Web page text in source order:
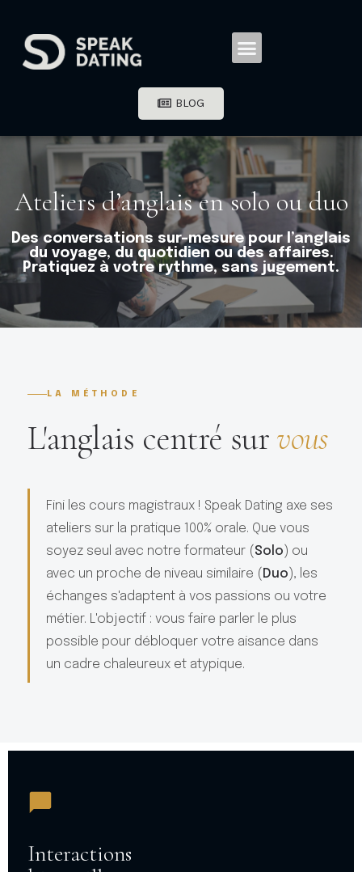
BLOG
Ateliers d’anglais en solo ou duo
Des conversations sur-mesure pour l’anglais
du voyage, du quotidien ou des affaires.
Pratiquez à votre rythme, sans jugement.
LA MÉTHODE
L'anglais centré survous
Fini les cours magistraux ! Speak Dating axe ses
ateliers sur la pratique 100% orale. Que vous
soyez seul avec notre formateur (Solo) ou
avec un proche de niveau similaire ( Duo), les
échanges s'adaptent à vos passions ou votre
métier. L'objectif : vous faire parler le plus
possible pour débloquer votre aisance dans
un cadre chaleureux et atypique.
Interactions